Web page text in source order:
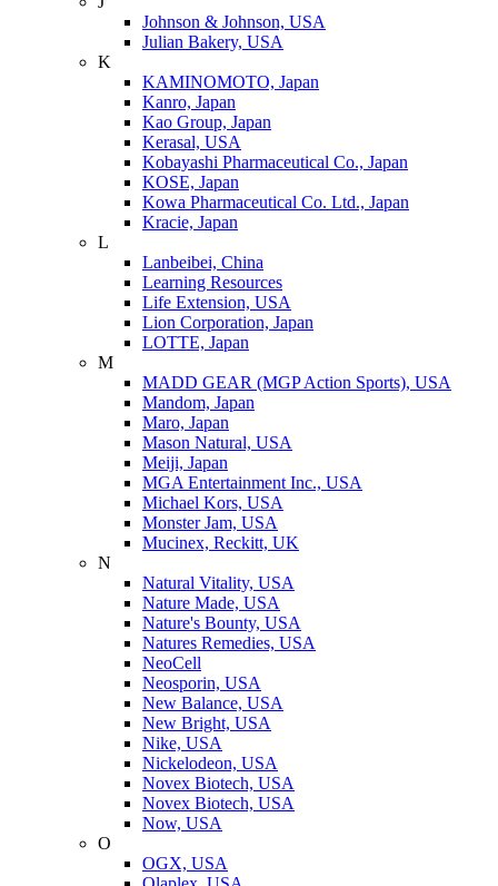
Johnson & Johnson, USA
Julian Bakery, USA
K
KAMINOMOTO, Japan
Kanro, Japan
Kao Group, Japan
Kerasal, USA
Kobayashi Pharmaceutical Co., Japan
KOSE, Japan
Kowa Pharmaceutical Co. Ltd., Japan
Kracie, Japan
L
Lanbeibei, China
Learning Resources
Life Extension, USA
Lion Corporation, Japan
LOTTE, Japan
M
MADD GEAR (MGP Action Sports), USA
Mandom, Japan
Maro, Japan
Mason Natural, USA
Meiji, Japan
MGA Entertainment Inc., USA
Michael Kors, USA
Monster Jam, USA
Mucinex, Reckitt, UK
N
Natural Vitality, USA
Nature Made, USA
Nature's Bounty, USA
Natures Remedies, USA
NeoCell
Neosporin, USA
New Balance, USA
New Bright, USA
Nike, USA
Niсkelodeon, USA
Novex Biotech, USA
Novex Biotech, USA
Now, USA
O
OGX, USA